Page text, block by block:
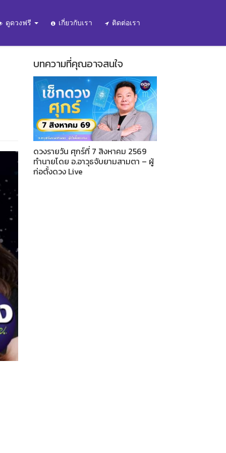
ดูดวงฟรี เกี่ยวกับเรา ติดต่อเรา
บทความที่คุณอาจสนใจ
ดวงรายวัน ศุกร์ที่ 7 สิงหาคม 2569
ทำนายโดย อ.อาวุธจับยามสามตา – ผู้
ก่อตั้งดวง Live